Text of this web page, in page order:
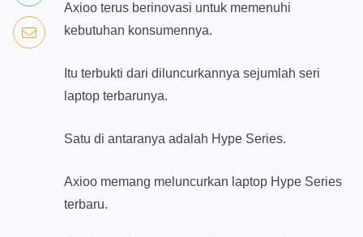
Axioo terus berinovasi untuk memenuhi
kebutuhan konsumennya.
Itu terbukti dari diluncurkannya sejumlah seri
laptop terbarunya.
Satu di antaranya adalah Hype Series.
Axioo memang meluncurkan laptop Hype Series
terbaru.